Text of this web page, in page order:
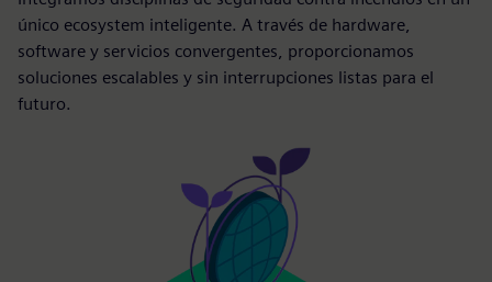
único ecosystem inteligente. A través de hardware,
software y servicios convergentes, proporcionamos
soluciones escalables y sin interrupciones listas para el
futuro.